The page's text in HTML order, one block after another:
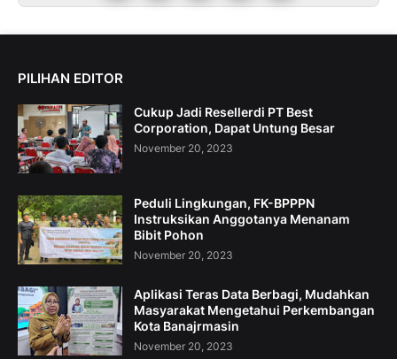
PILIHAN EDITOR
Cukup Jadi Resellerdi PT Best
Corporation, Dapat Untung Besar
November 20, 2023
Peduli Lingkungan, FK-BPPPN
Instruksikan Anggotanya Menanam
Bibit Pohon
November 20, 2023
Aplikasi Teras Data Berbagi, Mudahkan
Masyarakat Mengetahui Perkembangan
Kota Banajrmasin
November 20, 2023